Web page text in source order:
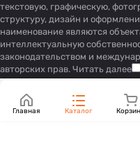
текстовую, графическую,
структуру, дизайн и
наименование являются
интеллектуальную
законодательством и
авторских прав. Читать далее
Главная Каталог